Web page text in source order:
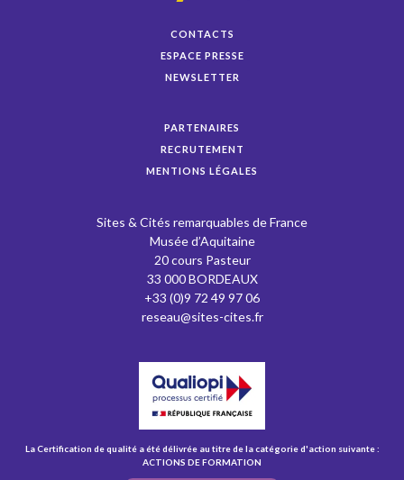
CONTACTS
ESPACE PRESSE
NEWSLETTER
PARTENAIRES
RECRUTEMENT
MENTIONS LÉGALES
Sites & Cités remarquables de France
Musée d’Aquitaine
20 cours Pasteur
33 000 BORDEAUX
+33 (0)9 72 49 97 06
reseau@sites-cites.fr
La Certification de qualité a été délivrée au titre de la catégorie d'action suivante :
ACTIONS DE FORMATION